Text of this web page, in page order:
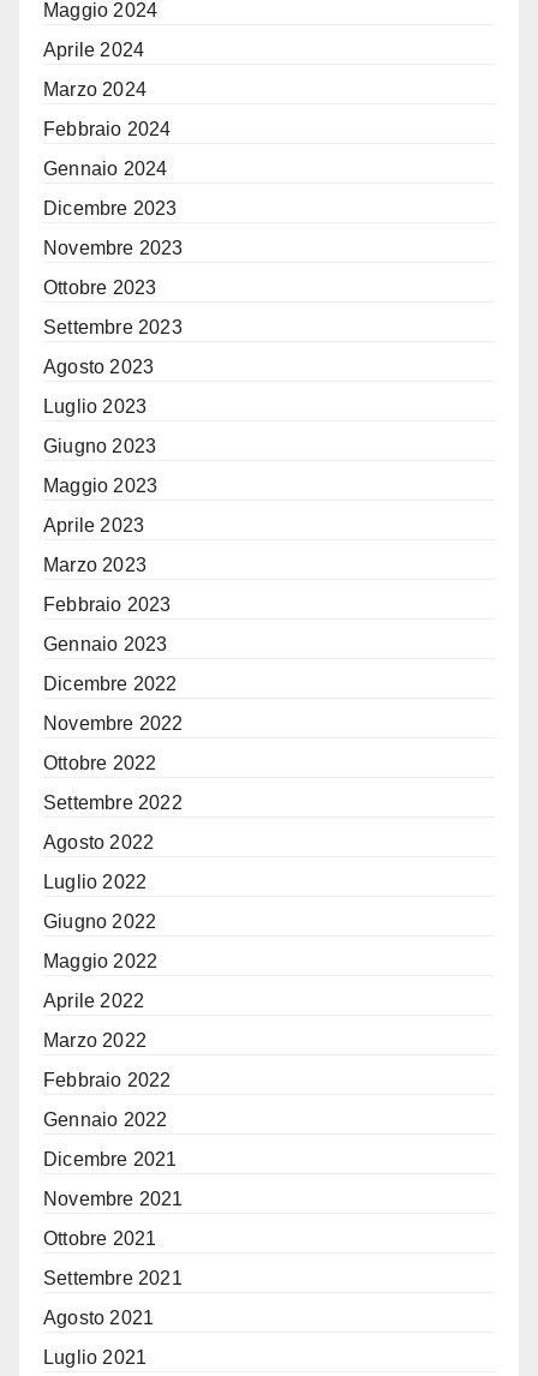
Maggio 2024
Aprile 2024
Marzo 2024
Febbraio 2024
Gennaio 2024
Dicembre 2023
Novembre 2023
Ottobre 2023
Settembre 2023
Agosto 2023
Luglio 2023
Giugno 2023
Maggio 2023
Aprile 2023
Marzo 2023
Febbraio 2023
Gennaio 2023
Dicembre 2022
Novembre 2022
Ottobre 2022
Settembre 2022
Agosto 2022
Luglio 2022
Giugno 2022
Maggio 2022
Aprile 2022
Marzo 2022
Febbraio 2022
Gennaio 2022
Dicembre 2021
Novembre 2021
Ottobre 2021
Settembre 2021
Agosto 2021
Luglio 2021